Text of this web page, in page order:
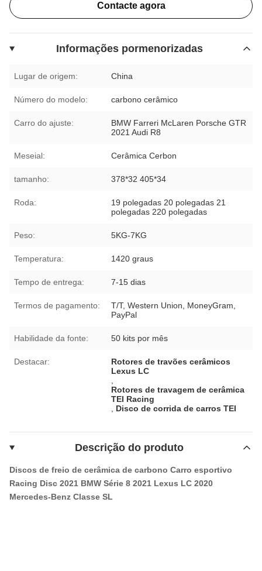
Contacte agora
Informações pormenorizadas
Lugar de origem: China
Número do modelo: carbono cerâmico
Carro do ajuste:
BMW Farreri McLaren Porsche GTR
2021 Audi R8
Meseial: Cerâmica Cerbon
tamanho: 378*32 405*34
Roda:
19 polegadas 20 polegadas 21
polegadas 220 polegadas
Peso: 5KG-7KG
Temperatura: 1420 graus
Tempo de entrega: 7-15 dias
Termos de pagamento:
T/T, Western Union, MoneyGram,
PayPal
Habilidade da fonte: 50 kits por mês
Destacar:
Rotores de travões cerâmicos
Lexus LC
Rotores de travagem de cerâmica
TEI Racing
Disco de corrida de carros TEI
Descrição do produto
Discos de freio de cerâmica de carbono Carro esportivo
Racing Disc 2021 BMW Série 8 2021 Lexus LC 2020
Mercedes-Benz Classe SL